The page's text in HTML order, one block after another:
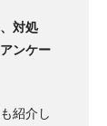
対処
ンケー
紹介し